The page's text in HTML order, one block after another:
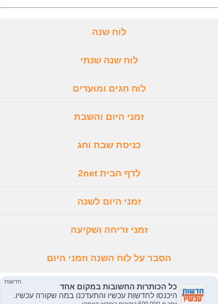
לוח שנה
לוח שנה שנתי
לוח חגים ומועדים
זמני היום והשבת
כניסת שבת וחג
לדף הבית 2net
זמני היום לשנה
זמני זריחה ושקיעה
הסבר על לוח השנה וזמני היום